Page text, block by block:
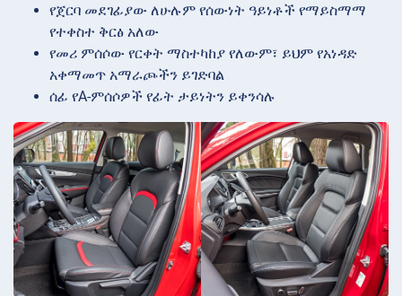
የጀርባ መደገፊያው ለሁሉም የሰውነት ዓይነቶች የማይስማማ
የተቀስተ ቅርፅ አለው
የመሪ ምሰሶው የርቀት ማስተካከያ የለውም፣ ይህም የአነዳድ
አቀማመጥ አማራጮችን ይገድባል
ሰፊ የA-ምሰሶዎች የፊት ታይነትን ይቀንሳሉ